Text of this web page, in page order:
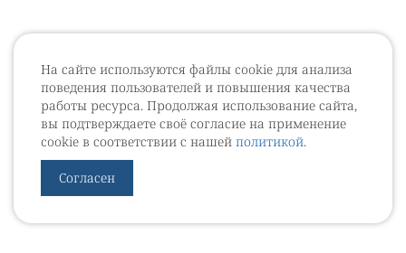
На сайте используются файлы cookie для анализа
поведения пользователей и повышения качества
работы ресурса. Продолжая использование сайта,
вы подтверждаете своё согласие на применение
cookie в соответствии с нашей политикой.
Согласен